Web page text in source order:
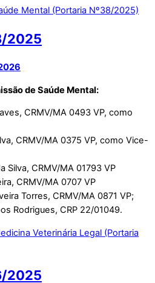
Mental (Portaria Nº38/2025)
2025
de Saúde Mental:
CRMV/MA 0493 VP, como
CRMV/MA 0375 VP, como Vice-
Silva, CRMV/MA 01793 VP
CRMV/MA 0707 VP
Torres, CRMV/MA 0871 VP;
Rodrigues, CRP 22/01049.
Veterinária Legal (Portaria
2025